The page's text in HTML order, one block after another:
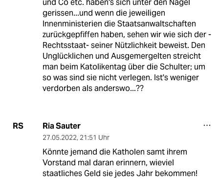
und Co etc. haben's sich unter den Nagel
gerissen...und wenn die jeweiligen
Innenministerien die Staatsanwaltschaften
zurückgepfiffen haben, sehen wir wie sich der -
Rechtsstaat- seiner Nützlichkeit beweist. Den
Unglücklichen und Ausgemergelten streicht
man beim Katolikentag über die Schulter; um
so was sind sie nicht verlegen. Ist's weniger
verdorben als anderswo...??
RS Ria Sauter
27.05.2022, 21:51 Uhr
Könnte jemand die Katholen samt ihrem
Vorstand mal daran erinnern, wieviel
staatliches Geld sie jedes Jahr bekommen!